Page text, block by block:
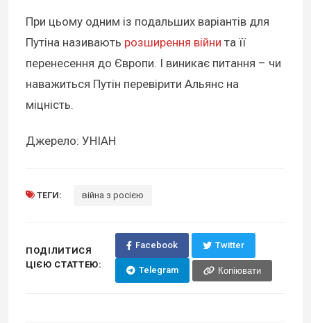
При цьому одним із подальших варіантів для
Путіна називають розширення війни та її
перенесення до Європи. І виникає питання – чи
наважиться Путін перевірити Альянс на
міцність.
Джерело: УНІАН
ТЕГИ: війна з росією
ПОДІЛИТИСЯ
ЦІЄЮ СТАТТЕЮ:
Facebook Twitter
Telegram Копіювати